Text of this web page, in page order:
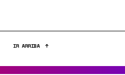
IR ARRIBA